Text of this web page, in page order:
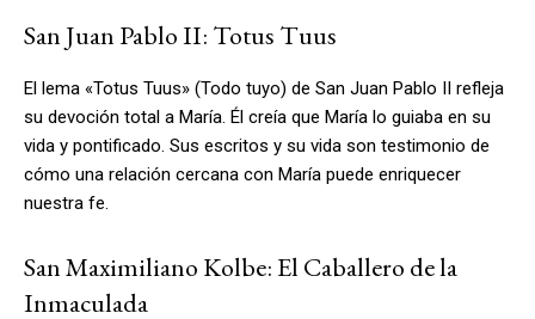
San Juan Pablo II: Totus Tuus
El lema «Totus Tuus» (Todo tuyo) de San Juan Pablo II refleja
su devoción total a María. Él creía que María lo guiaba en su
vida y pontificado. Sus escritos y su vida son testimonio de
cómo una relación cercana con María puede enriquecer
nuestra fe.
San Maximiliano Kolbe: El Caballero de la
Inmaculada